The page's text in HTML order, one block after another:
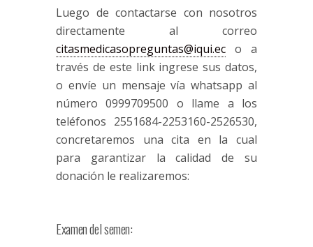
Luego de contactarse con nosotros
directamente al correo
citasmedicasopreguntas@iqui.ec o a
través de este linkingrese sus datos,
o envíe un mensaje víawhatsapp al
número 0999709500 o llame a los
teléfonos 2551684-2253160-2526530,
concretaremos una cita en la cual
para garantizar la calidad de su
donación le realizaremos:
Examen del semen: